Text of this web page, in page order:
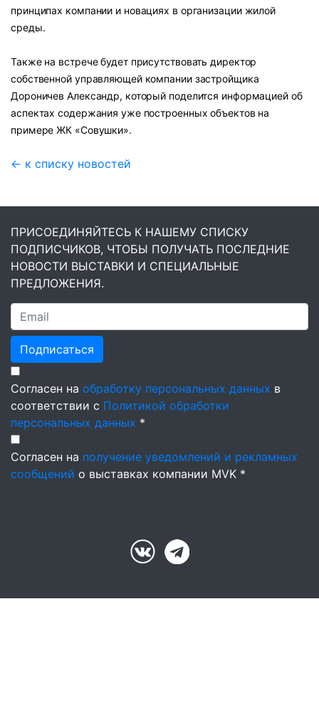
принципах компании и новациях в организации жилой
среды.
Также на встрече будет присутствовать директор
собственной управляющей компании застройщика
Дороничев Александр, который поделится информацией об
аспектах содержания уже построенных объектов на
примере ЖК «Совушки».
← к списку новостей
ПРИСОЕДИНЯЙТЕСЬ К НАШЕМУ СПИСКУ
ПОДПИСЧИКОВ, ЧТОБЫ ПОЛУЧАТЬ ПОСЛЕДНИЕ
НОВОСТИ ВЫСТАВКИ И СПЕЦИАЛЬНЫЕ
ПРЕДЛОЖЕНИЯ.
Подписаться
Согласен на обработку персональных данных в
соответствии с Политикой обработки
персональных данных *
Согласен на получение уведомлений и рекламных
сообщений о выставках компании MVK *